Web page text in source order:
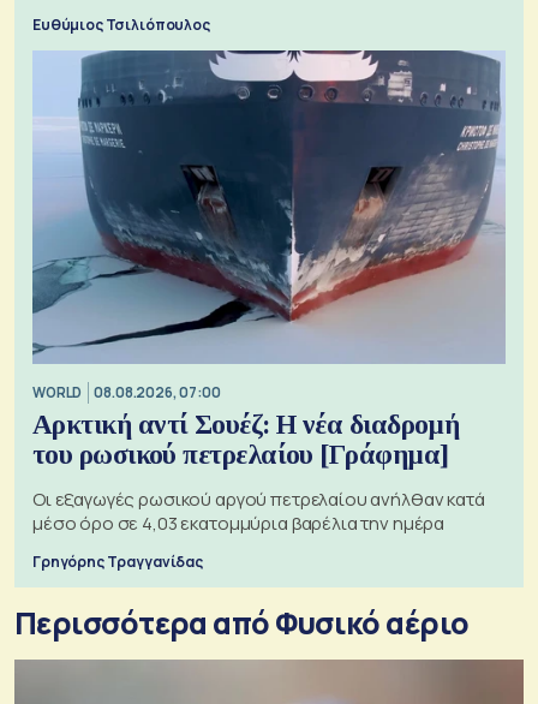
Ευθύμιος Τσιλιόπουλος
WORLD 08.08.2026, 07:00
Αρκτική αντί Σουέζ: Η νέα διαδρομή
του ρωσικού πετρελαίου [Γράφημα]
Οι εξαγωγές ρωσικού αργού πετρελαίου ανήλθαν κατά
μέσο όρο σε 4,03 εκατομμύρια βαρέλια την ημέρα
Γρηγόρης Τραγγανίδας
Περισσότερα από Φυσικό αέριο